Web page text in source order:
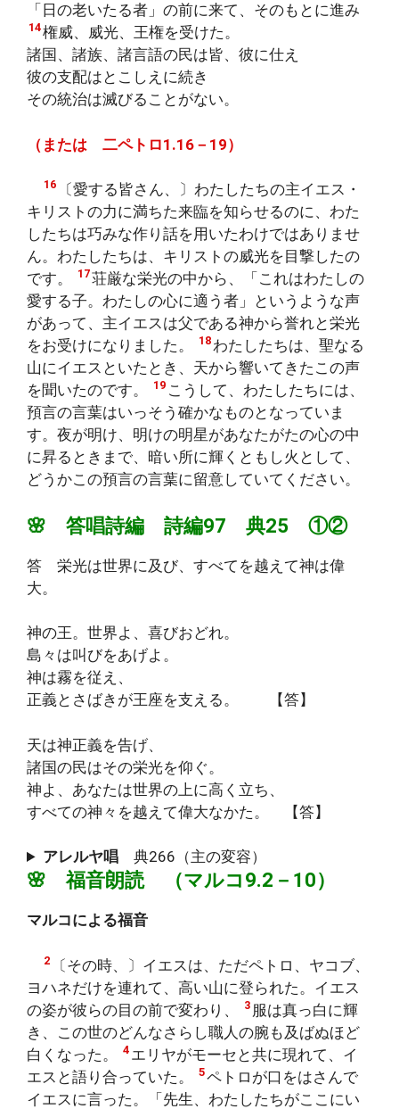
「日の老いたる者」の前に来て、そのもとに進み
14権威、威光、王権を受けた。
諸国、諸族、諸言語の民は皆、彼に仕え
彼の支配はとこしえに続き
その統治は滅びることがない。
（または 二ペトロ1.16－19）
16
〔愛する皆さん、〕わたしたちの主イエス・
キリストの力に満ちた来臨を知らせるのに、わた
したちは巧みな作り話を用いたわけではありませ
ん。わたしたちは、キリストの威光を目撃したの
です。
17荘厳な栄光の中から、「これはわたしの
愛する子。わたしの心に適う者」というような声
があって、主イエスは父である神から誉れと栄光
をお受けになりました。
18わたしたちは、聖なる
山にイエスといたとき、天から響いてきたこの声
を聞いたのです。
19 こうして、わたしたちには、
預言の言葉はいっそう確かなものとなっていま
す。夜が明け、明けの明星があなたがたの心の中
に昇るときまで、暗い所に輝くともし火として、
どうかこの預言の言葉に留意していてください。
🌸 答唱詩編 詩編97 典25 ①②
答 栄光は世界に及び、すべてを越えて神は偉
大。
神の王。世界よ、喜びおどれ。
島々は叫びをあげよ。
神は霧を従え、
正義とさばきが王座を支える。 【答】
天は神正義を告げ、
諸国の民はその栄光を仰ぐ。
神よ、あなたは世界の上に高く立ち、
すべての神々を越えて偉大なかた。 【答】
アレルヤ唱 典266（主の変容）
🌸 福音朗読 （マルコ9.2－10）
マルコによる福音
2
〔その時、〕イエスは、ただペトロ、ヤコブ、
ヨハネだけを連れて、高い山に登られた。イエス
の姿が彼らの目の前で変わり、
3 服は真っ白に輝
き、この世のどんなさらし職人の腕も及ばぬほど
白くなった。
4 エリヤがモーセと共に現れて、イ
エスと語り合っていた。
5ペトロが口をはさんで
イエスに言った。「先生、わたしたちがここにい